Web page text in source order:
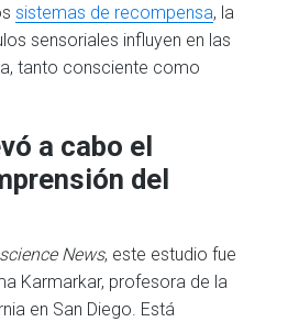
sistemas de recompensa, la
sensoriales influyen en las
tanto consciente como
a cabo el
del
News, este estudio fue
Karmarkar, profesora de la
en San Diego. Está